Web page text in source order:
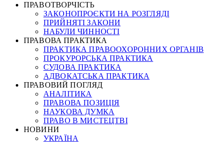
ПРАВОТВОРЧІСТЬ
ЗАКОНОПРОЄКТИ НА РОЗГЛЯДІ
ПРИЙНЯТІ ЗАКОНИ
НАБУЛИ ЧИННОСТІ
ПРАВОВА ПРАКТИКА
ПРАКТИКА ПРАВООХОРОННИХ ОРГАНІВ
ПРОКУРОРСЬКА ПРАКТИКА
СУДОВА ПРАКТИКА
АДВОКАТСЬКА ПРАКТИКА
ПРАВОВИЙ ПОГЛЯД
АНАЛІТИКА
ПРАВОВА ПОЗИЦІЯ
НАУКОВА ДУМКА
ПРАВО В МИСТЕЦТВІ
НОВИНИ
УКРАЇНА